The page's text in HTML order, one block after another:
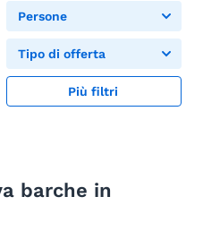
Persone
Tipo di offerta
Più filtri
barche in